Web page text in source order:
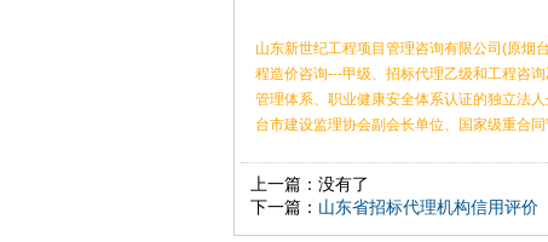
山东新世纪工程项目管理咨询有限公司(原烟
程造价咨询---甲级、招标代理乙级和工程咨
管理体系、职业健康安全体系认证的独立法
台市建设监理协会副会长单位、国家级重合
上一篇：没有了
下一篇： 山东省招标代理机构信用评价